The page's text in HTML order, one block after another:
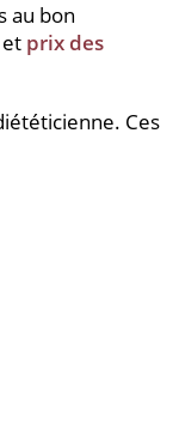
au bon
prix des
Ces